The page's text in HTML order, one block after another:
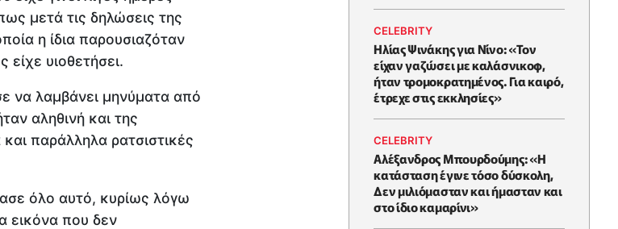
μετά τις δηλώσεις της
η ίδια παρουσιαζόταν
υιοθετήσει.
να λαμβάνει μηνύματα από
αληθινή και της
παράλληλα ρατσιστικές
όλο αυτό, κυρίως λόγω
εικόνα που δεν
CELEBRITY
Ηλίας Ψινάκης για Νίνο: «Τον
είχαν γαζώσει με καλάσνικοφ,
ήταν τρομοκρατημένος. Για καιρό,
έτρεχε στις εκκλησίες»
CELEBRITY
Αλέξανδρος Μπουρδούμης: «Η
κατάσταση έγινε τόσο δύσκολη,
Δεν μιλιόμασταν και ήμασταν και
στο ίδιο καμαρίνι»